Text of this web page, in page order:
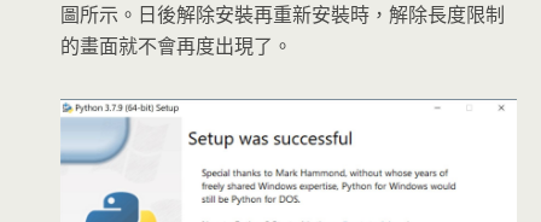
圖所示。日後解除安裝再重新安裝時，解除長度限制
的畫面就不會再度出現了。